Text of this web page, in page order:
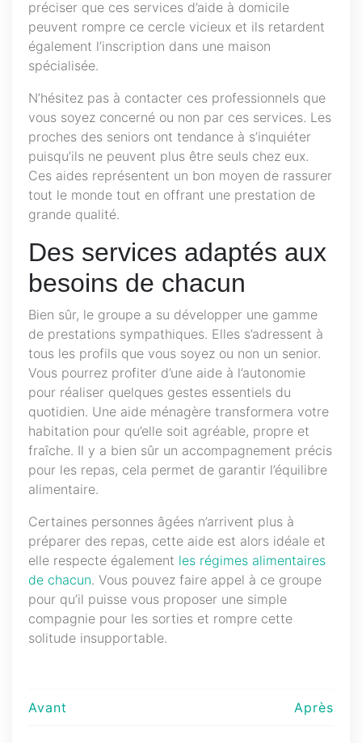
préciser que ces services d’aide à domicile
peuvent rompre ce cercle vicieux et ils retardent
également l’inscription dans une maison
spécialisée.
N’hésitez pas à contacter ces professionnels que
vous soyez concerné ou non par ces services. Les
proches des seniors ont tendance à s’inquiéter
puisqu’ils ne peuvent plus être seuls chez eux.
Ces aides représentent un bon moyen de rassurer
tout le monde tout en offrant une prestation de
grande qualité.
Des services adaptés aux
besoins de chacun
Bien sûr, le groupe a su développer une gamme
de prestations sympathiques. Elles s’adressent à
tous les profils que vous soyez ou non un senior.
Vous pourrez profiter d’une aide à l’autonomie
pour réaliser quelques gestes essentiels du
quotidien. Une aide ménagère transformera votre
habitation pour qu’elle soit agréable, propre et
fraîche. Il y a bien sûr un accompagnement précis
pour les repas, cela permet de garantir l’équilibre
alimentaire.
Certaines personnes âgées n’arrivent plus à
préparer des repas, cette aide est alors idéale et
elle respecte également les régimes alimentaires
de chacun. Vous pouvez faire appel à ce groupe
pour qu’il puisse vous proposer une simple
compagnie pour les sorties et rompre cette
solitude insupportable.
Navigation
Avant Après